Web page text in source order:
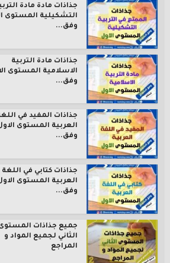
جذاذات مادة مادة
التشكيلية المستوى
وفق...
جذاذات مادة التربية
الاسلامية المستوى
وفق...
جذاذات المفيد في
العربية المستوى
وفق...
جذاذات كتابي في اللغة
العربية المستوى
وفق...
جميع جذاذات
الثاني لجميع المواد و
المراجع